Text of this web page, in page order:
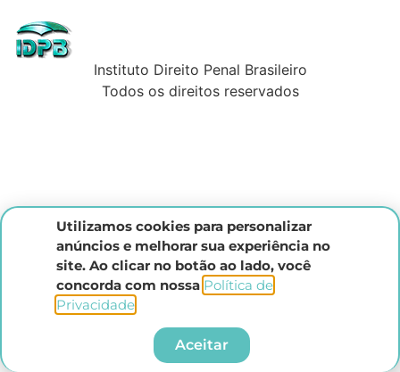
Instituto Direito Penal Brasileiro
Todos os direitos reservados
Utilizamos cookies para personalizar
anúncios e melhorar sua experiência no
site. Ao clicar no botão ao lado, você
concorda com nossa Política de
Privacidade.​
Aceitar